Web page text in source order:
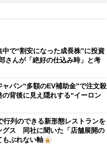
で“割安になった成長株”に投資
んが「絶好の仕込み時」と考
ャパン“多額のEV補助金”で注文殺
背後に見え隠れする“イーロン
行列のできる新形態レストランを
グス 同社に聞いた「店舗展開の
もぶれない軸